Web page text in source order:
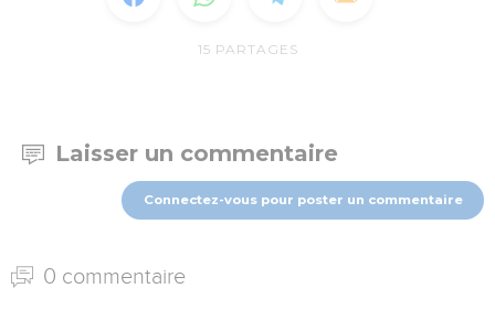
15 PARTAGES
Laisser un commentaire
Connectez-vous pour poster un commentaire
0 commentaire